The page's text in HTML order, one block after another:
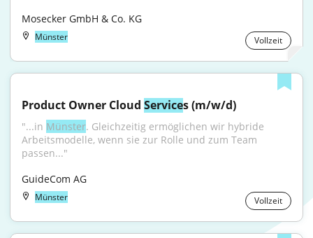
Mosecker GmbH & Co. KG
Münster Vollzeit
Product Owner Cloud Services (m/w/d)
"...in Münster. Gleichzeitig ermöglichen wir hybride
Arbeitsmodelle, wenn sie zur Rolle und zum Team
passen..."
GuideCom AG
Münster Vollzeit